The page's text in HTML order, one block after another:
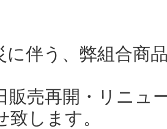
に伴う、弊組合商
販売再開・リニュ
します。